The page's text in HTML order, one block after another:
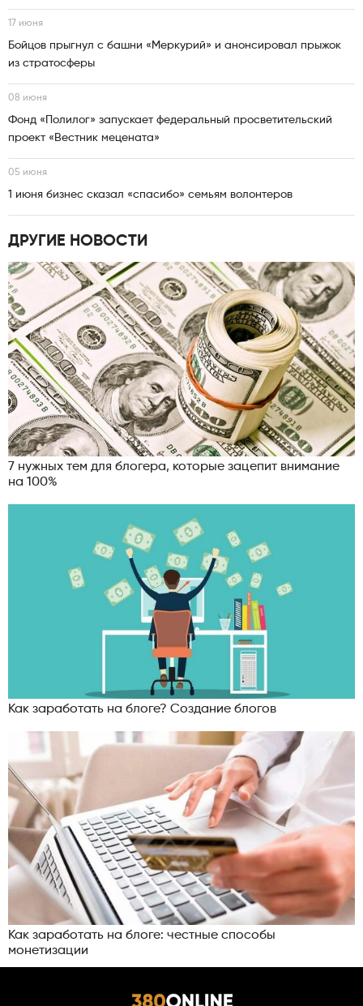
17 июня
Бойцов прыгнул с башни «Меркурий» и анонсировал прыжок
из стратосферы
08 июня
Фонд «Полилог» запускает федеральный просветительский
проект «Вестник мецената»
05 июня
1 июня бизнес сказал «спасибо» семьям волонтеров
ДРУГИЕ НОВОСТИ
7 нужных тем для блогера, которые зацепит внимание
на 100%
Как заработать на блоге? Создание блогов
Как заработать на блоге: честные способы
монетизации